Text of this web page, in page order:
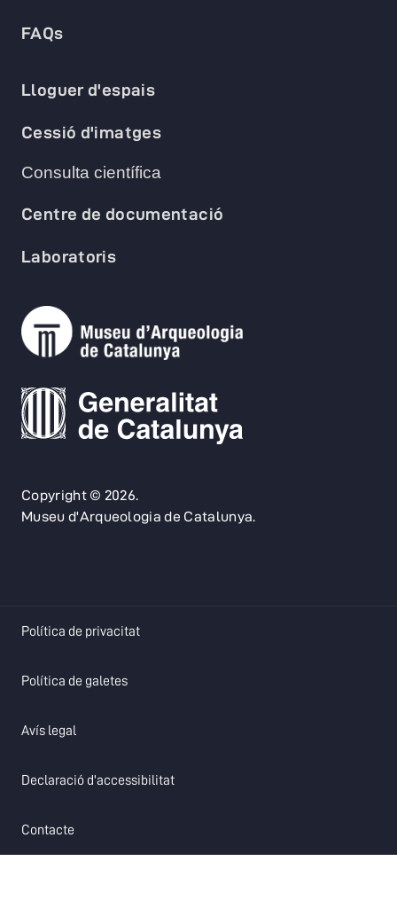
Copyright © 2026.
Museu d'Arqueologia de Catalunya.
FAQs
Lloguer d'espais
Cessió d'imatges
Consulta científica
Centre de documentació
Laboratoris
Política de privacitatopens in a new tab
Política de galetesopens in a new tab
Avís legal
Declaració d'accessibilitatopens in a new tab
Contacte